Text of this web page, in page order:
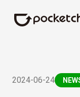
2024-06-24